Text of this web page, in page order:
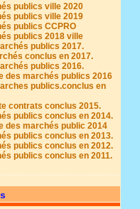
publics ville 2020
publics ville 2019
publics CCPRO
publics 2018 ville
publics 2017.
conclus en 2017.
publics 2016.
des marchés publics 2016
publics.conclus en
contrats conclus 2015.
publics conclus en 2014.
des marchés public 2014
publics conclus en 2013.
publics conclus en 2012.
publics conclus en 2011.